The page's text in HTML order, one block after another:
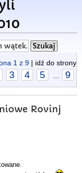
1 z 9 | idź do strony
3 4 5 9
Rovinj